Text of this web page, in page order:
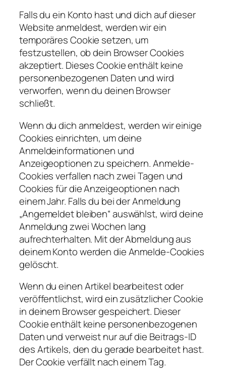
Falls du ein Konto hast und dich auf dieser
Website anmeldest, werden wir ein
temporäres Cookie setzen, um
festzustellen, ob dein Browser Cookies
akzeptiert. Dieses Cookie enthält keine
personenbezogenen Daten und wird
verworfen, wenn du deinen Browser
schließt.
Wenn du dich anmeldest, werden wir einige
Cookies einrichten, um deine
Anmeldeinformationen und
Anzeigeoptionen zu speichern. Anmelde-
Cookies verfallen nach zwei Tagen und
Cookies für die Anzeigeoptionen nach
einem Jahr. Falls du bei der Anmeldung
„Angemeldet bleiben“ auswählst, wird deine
Anmeldung zwei Wochen lang
aufrechterhalten. Mit der Abmeldung aus
deinem Konto werden die Anmelde-Cookies
gelöscht.
Wenn du einen Artikel bearbeitest oder
veröffentlichst, wird ein zusätzlicher Cookie
in deinem Browser gespeichert. Dieser
Cookie enthält keine personenbezogenen
Daten und verweist nur auf die Beitrags-ID
des Artikels, den du gerade bearbeitet hast.
Der Cookie verfällt nach einem Tag.